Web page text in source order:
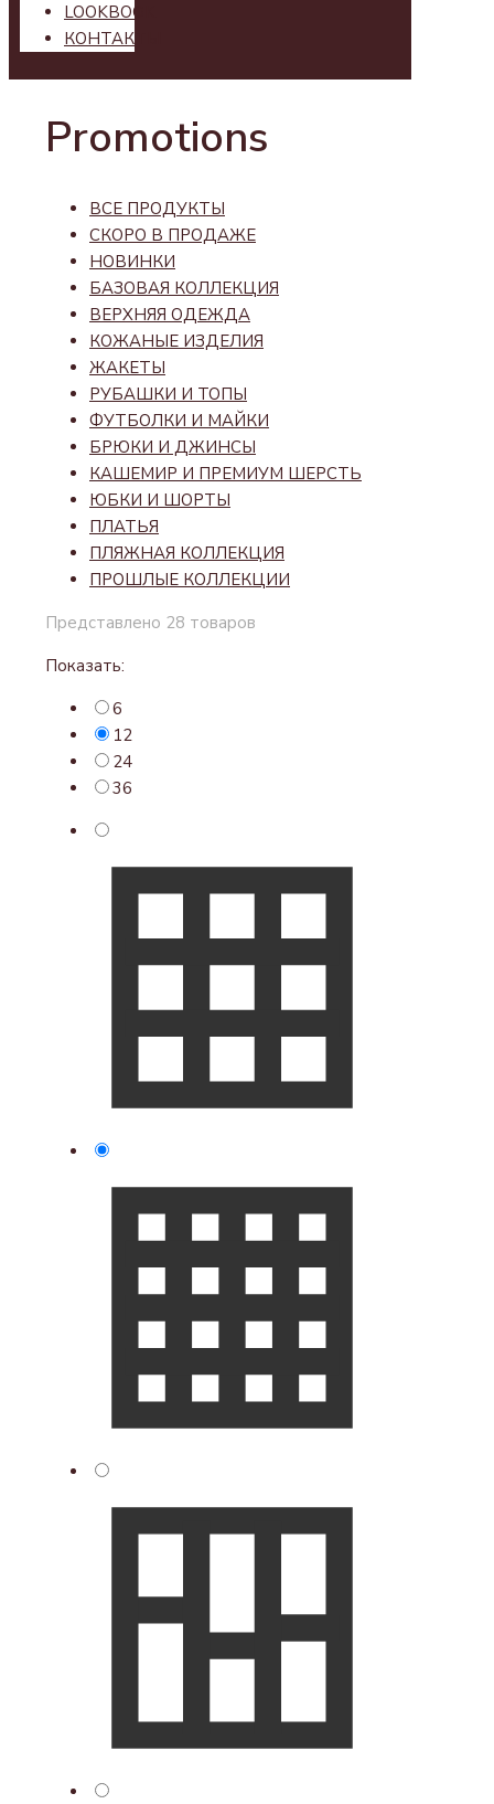
LOOKBOOK
КОНТАКТЫ
Promotions
ВСЕ ПРОДУКТЫ
СКОРО В ПРОДАЖЕ
НОВИНКИ
БАЗОВАЯ КОЛЛЕКЦИЯ
ВЕРХНЯЯ ОДЕЖДА
КОЖАНЫЕ ИЗДЕЛИЯ
ЖАКЕТЫ
РУБАШКИ И ТОПЫ
ФУТБОЛКИ И МАЙКИ
БРЮКИ И ДЖИНСЫ
КАШЕМИР И ПРЕМИУМ ШЕРСТЬ
ЮБКИ И ШОРТЫ
ПЛАТЬЯ
ПЛЯЖНАЯ КОЛЛЕКЦИЯ
ПРОШЛЫЕ КОЛЛЕКЦИИ
Представлено 28 товаров
Показать:
6
12
24
36